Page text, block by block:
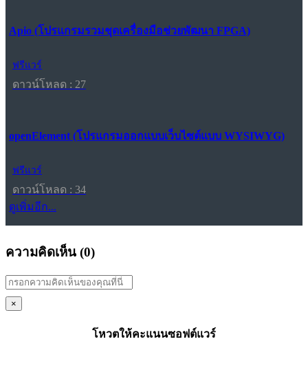
Apio (โปรแกรมรวมชุดเครื่องมือช่วยพัฒนา FPGA)
ฟรีแวร์
ดาวน์โหลด : 27
openElement (โปรแกรมออกแบบเว็บไซต์แบบ WYSIWYG)
ฟรีแวร์
ดาวน์โหลด : 34
ดูเพิ่มอีก...
ความคิดเห็น (0)
×
โหวตให้คะแนนซอฟต์แวร์